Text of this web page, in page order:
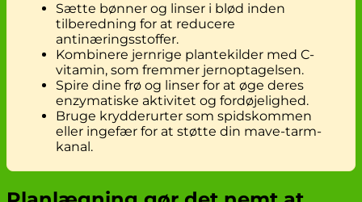
Sætte bønner og linser i blød inden
tilberedning for at reducere
antinæringsstoffer.
Kombinere jernrige plantekilder med C-
vitamin, som fremmer jernoptagelsen.
Spire dine frø og linser for at øge deres
enzymatiske aktivitet og fordøjelighed.
Bruge krydderurter som spidskommen
eller ingefær for at støtte din mave-tarm-
kanal.